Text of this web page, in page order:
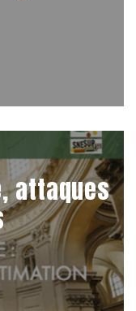
attaques